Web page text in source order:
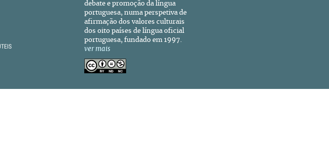
debate e promoção da língua
portuguesa, numa perspetiva de
afirmação dos valores culturais
dos oito países de língua oficial
portuguesa, fundado em 1997.
ver mais